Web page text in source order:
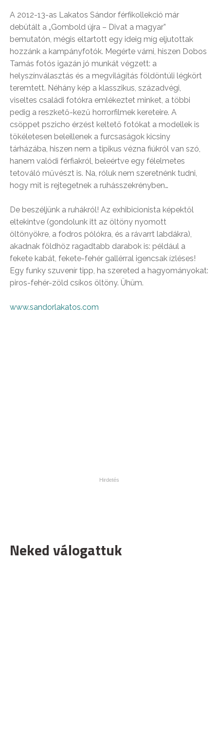
A 2012-13-as Lakatos Sándor férfikollekció már
debütált a „Gombold újra – Divat a magyar”
bemutatón, mégis eltartott egy ideig míg eljutottak
hozzánk a kampányfotók. Megérte várni, hiszen Dobos
Tamás fotós igazán jó munkát végzett: a
helyszínválasztás és a megvilágítás földöntúli légkört
teremtett. Néhány kép a klasszikus, századvégi,
viseltes családi fotókra emlékeztet minket, a többi
pedig a reszkető-kezű horrorfilmek kereteire. A
csöppet pszicho érzést keltető fotókat a modellek is
tökéletesen beleillenek a furcsaságok kicsiny
tárházába, hiszen nem a tipikus vézna fiúkról van szó,
hanem valódi férfiakról, beleértve egy félelmetes
tetováló művészt is. Na, róluk nem szeretnénk tudni,
hogy mit is rejtegetnek a ruhásszekrényben…
De beszéljünk a ruhákról! Az exhibicionista képektől
eltekintve (gondolunk itt az öltöny nyomott
öltönyökre, a fodros pólókra, és a rávarrt labdákra),
akadnak földhöz ragadtabb darabok is: például a
fekete kabát, fekete-fehér gallérral igencsak ízléses!
Egy funky szuvenír tipp, ha szereted a hagyományokat:
piros-fehér-zöld csíkos öltöny. Ühüm.
www.sandorlakatos.com
Neked válogattuk